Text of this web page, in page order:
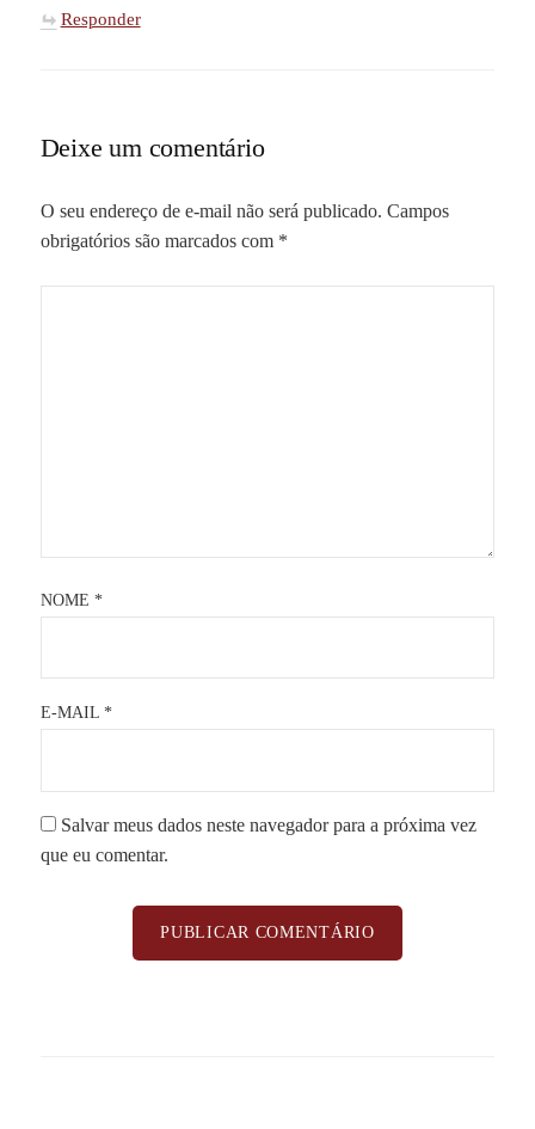
Responder
Deixe um comentário
O seu endereço de e-mail não será publicado. Campos
obrigatórios são marcados com *
NOME *
E-MAIL *
Salvar meus dados neste navegador para a próxima vez
que eu comentar.